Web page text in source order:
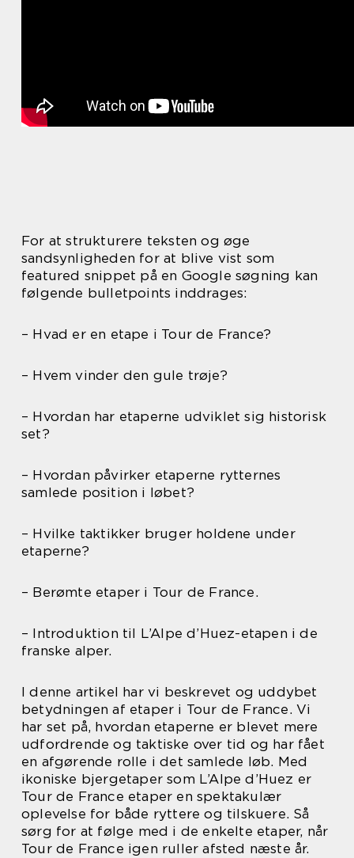
For at strukturere teksten og øge
sandsynligheden for at blive vist som
featured snippet på en Google søgning kan
følgende bulletpoints inddrages:
– Hvad er en etape i Tour de France?
– Hvem vinder den gule trøje?
– Hvordan har etaperne udviklet sig historisk
set?
– Hvordan påvirker etaperne rytternes
samlede position i løbet?
– Hvilke taktikker bruger holdene under
etaperne?
– Berømte etaper i Tour de France.
– Introduktion til L’Alpe d’Huez-etapen i de
franske alper.
I denne artikel har vi beskrevet og uddybet
betydningen af etaper i Tour de France. Vi
har set på, hvordan etaperne er blevet mere
udfordrende og taktiske over tid og har fået
en afgørende rolle i det samlede løb. Med
ikoniske bjergetaper som L’Alpe d’Huez er
Tour de France etaper en spektakulær
oplevelse for både ryttere og tilskuere. Så
sørg for at følge med i de enkelte etaper, når
Tour de France igen ruller afsted næste år.